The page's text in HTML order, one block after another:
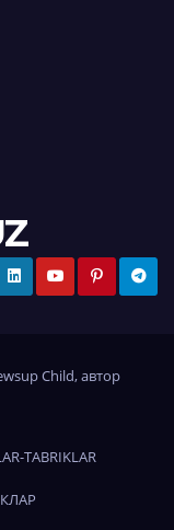
Child, автор
TABRIKLAR